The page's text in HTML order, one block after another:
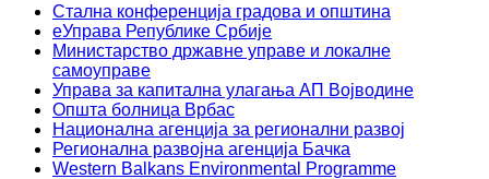
Стална конференција градова и општина
еУправа Републике Србије
Министарство државне управе и локалне
самоуправе
Управа за капитална улагања АП Војводине
Општа болница Врбас
Национална агенција за регионални развој
Регионална развојна агенција Бачка
Western Balkans Environmental Programme